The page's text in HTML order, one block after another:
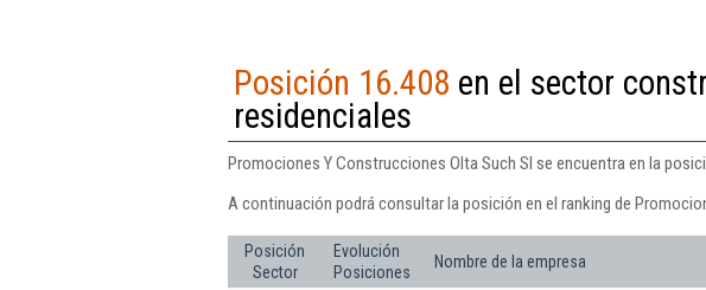
Posición 16.408 en el sector
residenciales
Promociones Y Construcciones Olta Such Sl se encuentra en la
A continuación podrá consultar la posición en el ranking de
Posición
Sector
Evolución
Posiciones
Nombre de la empresa